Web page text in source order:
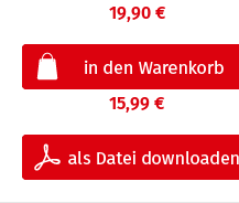
19,90 €
15,99 €